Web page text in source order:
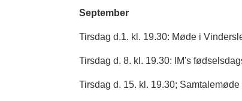
September
Tirsdag d.1. kl. 19.30: Møde i
Tirsdag d. 8. kl. 19.30: IM's
Tirsdag d. 15. kl. 19.30;